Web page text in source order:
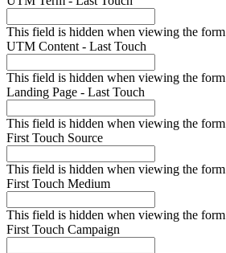
This field is hidden when viewing the form
UTM Content - Last Touch
This field is hidden when viewing the form
Landing Page - Last Touch
This field is hidden when viewing the form
First Touch Source
This field is hidden when viewing the form
First Touch Medium
This field is hidden when viewing the form
First Touch Campaign